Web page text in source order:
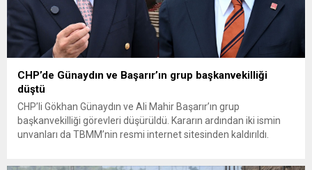
CHP’de Günaydın ve Başarır’ın grup başkanvekilliği
düştü
CHP’li Gökhan Günaydın ve Ali Mahir Başarır’ın grup
başkanvekilliği görevleri düşürüldü. Kararın ardından iki ismin
unvanları da TBMM’nin resmi internet sitesinden kaldırıldı.